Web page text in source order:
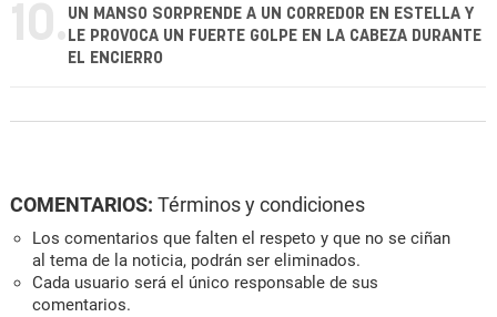
10. UN MANSO SORPRENDE A UN CORREDOR EN ESTELLA Y
LE PROVOCA UN FUERTE GOLPE EN LA CABEZA DURANTE
EL ENCIERRO
COMENTARIOS: Términos y condiciones
Los comentarios que falten el respeto y que no se ciñan
al tema de la noticia, podrán ser eliminados.
Cada usuario será el único responsable de sus
comentarios.